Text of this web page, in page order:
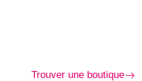
Trouver une boutique